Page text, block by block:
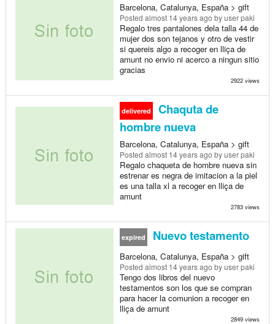
Barcelona, Catalunya, España > gift
Posted almost 14 years ago by user paki
Regalo tres pantalones dela talla 44 de
mujer dos son tejanos y otro de vestir
si quereis algo a recoger en lliça de
amunt no envio ni acerco a ningun sitio
gracias
2922 views
delivered
Chaquta de
hombre nueva
Barcelona, Catalunya, España > gift
Posted almost 14 years ago by user paki
Regalo chaqueta de hombre nueva sin
estrenar es negra de imitacion a la piel
es una talla xl a recoger en lliça de
amunt
2783 views
expired Nuevo testamento
Barcelona, Catalunya, España > gift
Posted almost 14 years ago by user paki
Tengo dos libros del nuevo
testamentos son los que se compran
para hacer la comunion a recoger en
lliça de amunt
2849 views